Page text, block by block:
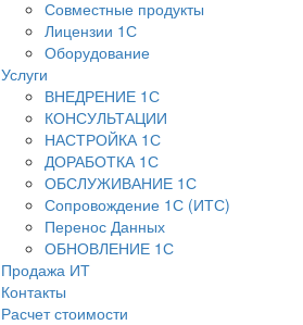
Совместные продукты
Лицензии 1С
Оборудование
Услуги
ВНЕДРЕНИЕ 1С
КОНСУЛЬТАЦИИ
НАСТРОЙКА 1С
ДОРАБОТКА 1С
ОБСЛУЖИВАНИЕ 1С
Сопровождение 1С (ИТС)
Перенос Данных
ОБНОВЛЕНИЕ 1С
Продажа ИТ
Контакты
Расчет стоимости